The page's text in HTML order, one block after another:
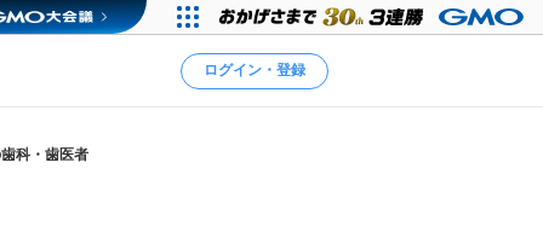
ログイン・登録
科・歯医者